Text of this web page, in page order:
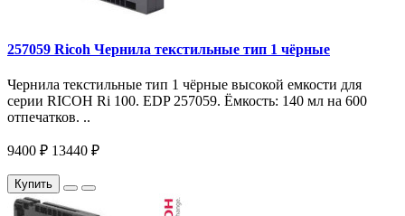
257059 Ricoh Чернила текстильные тип 1 чёрные
Чернила текстильные тип 1 чёрные высокой емкости для
серии RICOH Ri 100. EDP 257059. Ёмкость: 140 мл на 600
отпечатков. ..
9400 ₽ 13440 ₽
Купить